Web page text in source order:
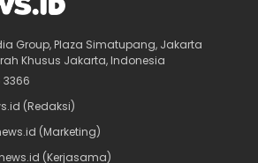
Group, Plaza Simatupang, Jakarta
Khusus Jakarta, Indonesia
3366
(Redaksi)
(Marketing)
(Kerjasama)